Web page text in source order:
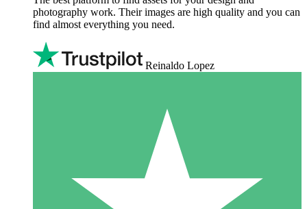
photography work. Their images are high quality and you can
find almost everything you need.
Reinaldo Lopez